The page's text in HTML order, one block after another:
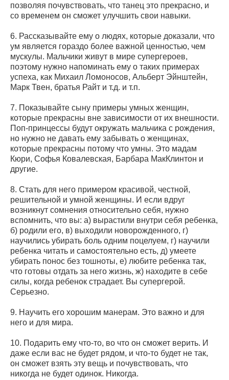
позволяя почувствовать, что танец это прекрасно, и
со временем он сможет улучшить свои навыки.
6. Рассказывайте ему о людях, которые доказали, что
ум является гораздо более важной ценностью, чем
мускулы. Мальчики живут в мире супергероев,
поэтому нужно напоминать ему о таких примерах
успеха, как Михаил Ломоносов, Альберт Эйнштейн,
Марк Твен, братья Райт и т.д. и т.п.
7. Показывайте сыну примеры умных женщин,
которые прекрасны вне зависимости от их внешности.
Поп-принцессы будут окружать мальчика с рождения,
но нужно не давать ему забывать о женщинах,
которые прекрасны потому что умны. Это мадам
Кюри, Софья Ковалевская, Барбара МакКлинтон и
другие.
8. Стать для него примером красивой, честной,
решительной и умной женщины. И если вдруг
возникнут сомнения относительно себя, нужно
вспомнить, что вы: а) вырастили внутри себя ребенка,
б) родили его, в) выходили новорожденного, г)
научились убирать боль одним поцелуем, г) научили
ребенка читать и самостоятельно есть, д) умеете
убирать понос без тошноты, е) любите ребенка так,
что готовы отдать за него жизнь, ж) находите в себе
силы, когда ребенок страдает. Вы супергерой.
Серьезно.
9. Научить его хорошим манерам. Это важно и для
него и для мира.
10. Подарить ему что-то, во что он сможет верить. И
даже если вас не будет рядом, и что-то будет не так,
он сможет взять эту вещь и почувствовать, что
никогда не будет одинок. Никогда.